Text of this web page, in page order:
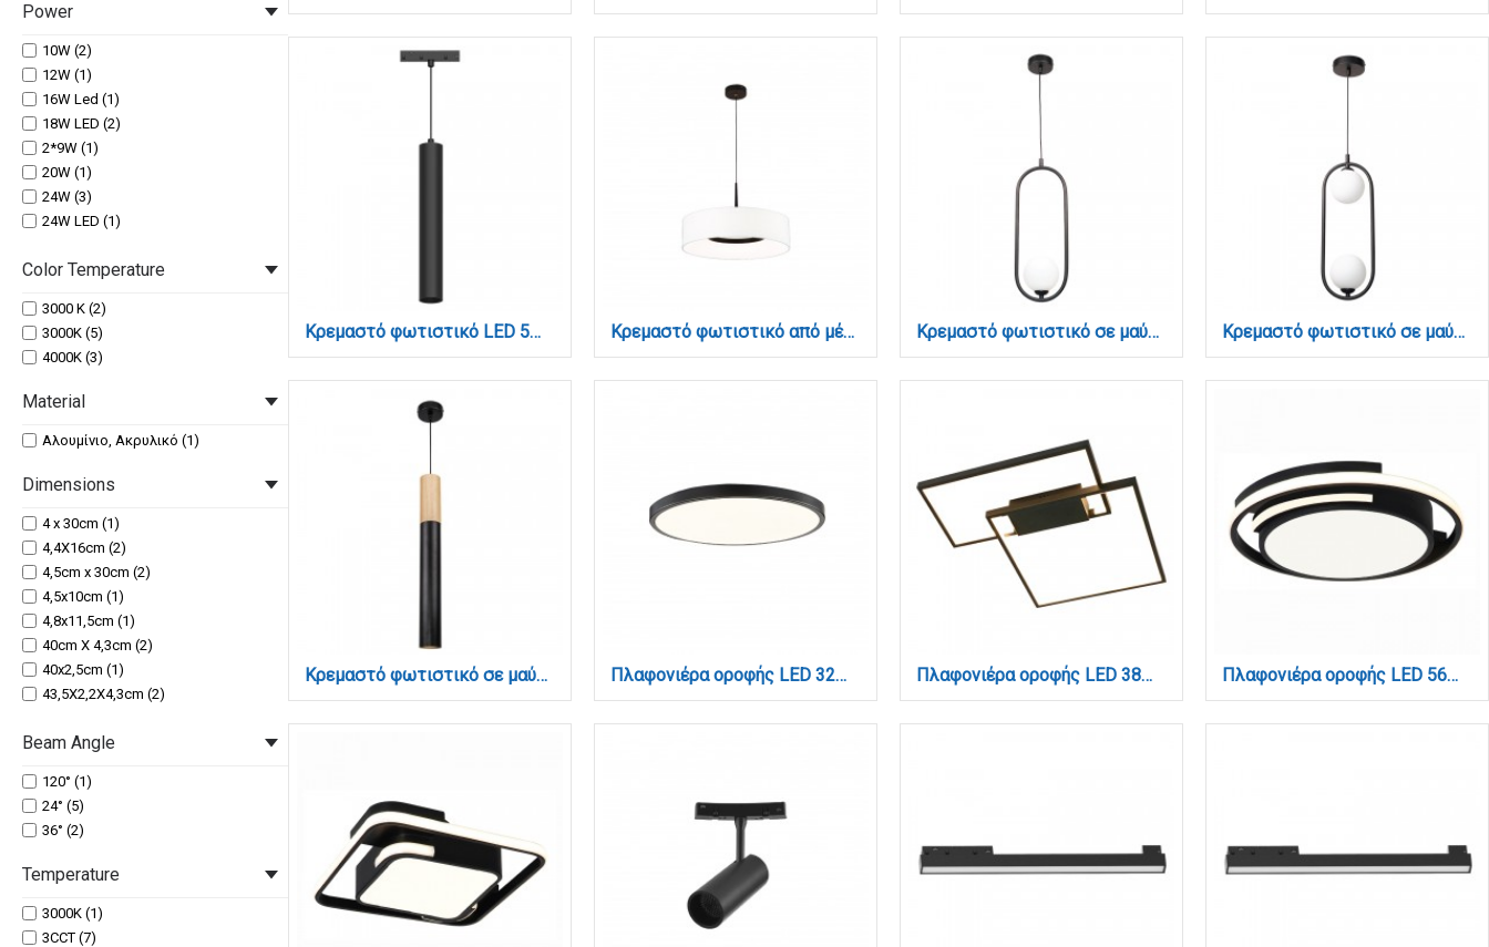
800LM (2)
Power
10W (2)
12W (1)
16W Led (1)
18W LED (2)
2*9W (1)
20W (1)
24W (3)
24W LED (1)
35W LED (2)
5W LED (2)
9W (1)
Color Temperature
3000 K (2)
3000K (5)
4000K (3)
Material
Αλουμίνιο, Ακρυλικό (1)
Dimensions
4 x 30cm (1)
4,4X16cm (2)
4,5cm x 30cm (2)
4,5x10cm (1)
4,8x11,5cm (1)
40cm X 4,3cm (2)
40x2,5cm (1)
43,5X2,2X4,3cm (2)
43,6cm X 4,3cm (1)
47,5cm X 3,3cm (2)
Beam Angle
120° (1)
24° (5)
36° (2)
Temperature
3000K (1)
3CCT (7)
Κρεμαστό φωτιστικό LED 5W 4000K για μαγνητική ράγα σε μαύρη απόχρωση D:4,5cmX30cm (T02302-BL) Κρεμαστό φωτιστικό από μέταλλο σε μαύρή απόχρωση και υφασμάτινο καπέλο 32W 3000K D:40cm (4055-Black) Κρεμαστό φωτιστικό σε μαύρη απόχρωση και λευκή οπαλίνα 1XG9 D:40cm (4021-BL) Κρεμαστό φωτιστικό σε μαύρη απόχρωση και λευκή οπαλίνα 2XG9 D:40cm (4023-BL)
Κρεμαστό φωτιστικό σε μαύρη απόχρωση και ξύλο 1XGU10 D:40cm (4017-BL) Πλαφονιέρα οροφής LED 32W 3CCT (by switch on base) σε μαύρη απόχρωση D:40x2,5cm (42036-C-Black) Πλαφονιέρα οροφής LED 38W 3000Κ σε μαύρη απόχρωση D:45cm (6065-BL) Πλαφονιέρα οροφής LED 56W 3000K από μέταλλο σε μαύρη απόχρωση και ακρυλικό D:40cm (42018)